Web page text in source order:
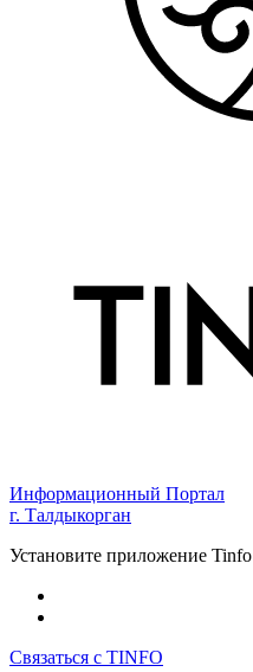
Информационный Портал
г. Талдыкорган
Установите приложение Tinfo
Связаться с TINFO